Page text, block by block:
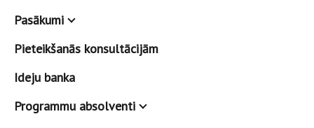
Pasākumi
Pieteikšanās konsultācijām
Ideju banka
Programmu absolventi